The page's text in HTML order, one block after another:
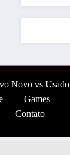
Novo vs Usado
Games
Contato